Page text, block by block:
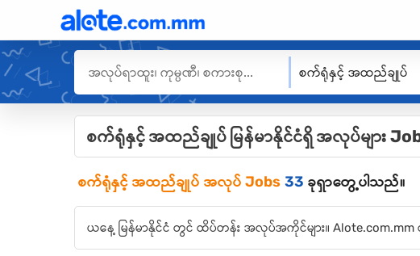
စက်ရုံနှင့် အထည်ချုပ်
စက်ရုံနှင့် အထည်ချုပ် မြန်မာနိုင်ငံရှိ အလုပ်များ
စက်ရုံနှင့် အထည်ချုပ် အလုပ် Jobs 33 ခုရှာတွေ့ပါသည်။
ယနေ့ မြန်မာနိုင်ငံ တွင် ထိပ်တန်း အလုပ်အကိုင်များ။